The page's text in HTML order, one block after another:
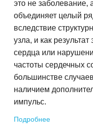
это не заболевание,
объединяет целый
вследствие
узла, и как
сердца или
частоты сердечных
большинстве
наличием
импульс.
Подробнее